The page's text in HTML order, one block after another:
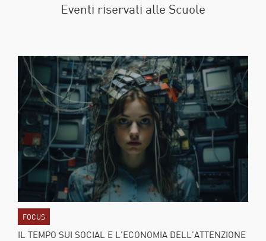
Eventi riservati alle Scuole
FOCUS
IL TEMPO SUI SOCIAL E L’ECONOMIA DELL’ATTENZIONE